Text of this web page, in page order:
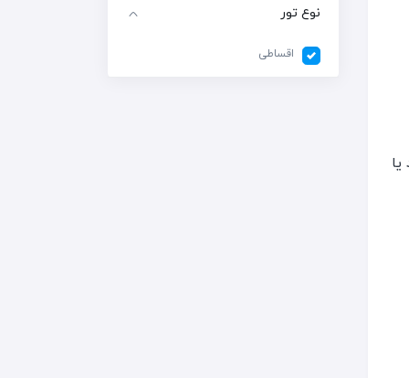
نوع تور
اقساطی